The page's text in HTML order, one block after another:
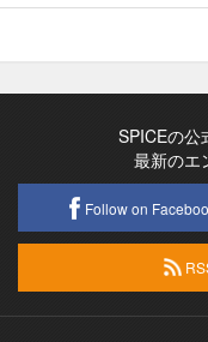
SPICEの公
最新のエ
Follow on